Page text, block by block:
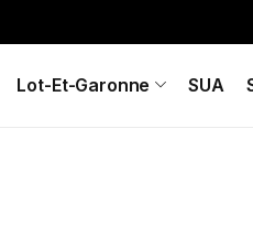
Lot-Et-Garonne SUA